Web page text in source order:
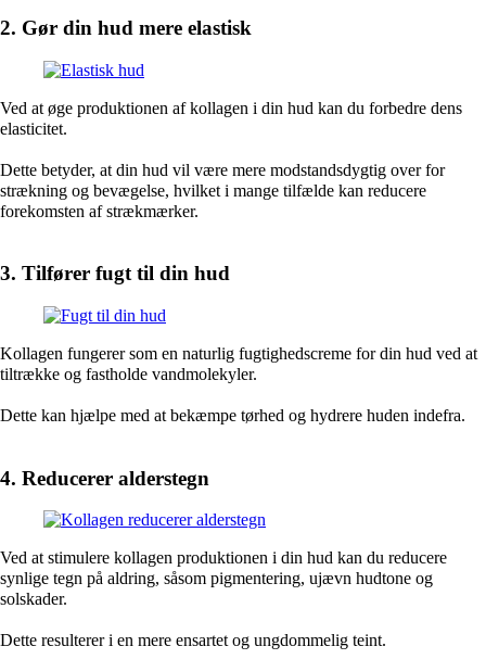
2. Gør din hud mere elastisk
Ved at øge produktionen af kollagen i din hud kan du forbedre dens
elasticitet.
Dette betyder, at din hud vil være mere modstandsdygtig over for
strækning og bevægelse, hvilket i mange tilfælde kan reducere
forekomsten af strækmærker.
3. Tilfører fugt til din hud
Kollagen fungerer som en naturlig fugtighedscreme for din hud ved at
tiltrække og fastholde vandmolekyler.
Dette kan hjælpe med at bekæmpe tørhed og hydrere huden indefra.
4. Reducerer alderstegn
Ved at stimulere kollagen produktionen i din hud kan du reducere
synlige tegn på aldring, såsom pigmentering, ujævn hudtone og
solskader.
Dette resulterer i en mere ensartet og ungdommelig teint.